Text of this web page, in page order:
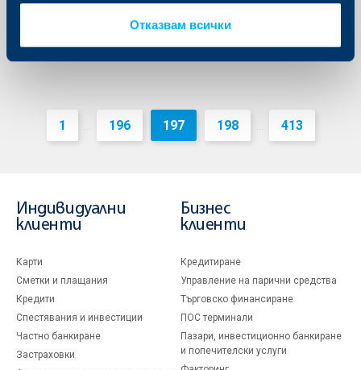
Отказвам всички
1 ... 196 197 198 ... 413
Индивидуални
клиенти
Карти
Сметки и плащания
Кредити
Спестявания и инвестиции
Частно банкиране
Застраховки
Бизнес
клиенти
Кредитиране
Управление на парични средства
Търговско финансиране
ПОС терминали
Пазари, инвестиционно банкиране
и попечителски услуги